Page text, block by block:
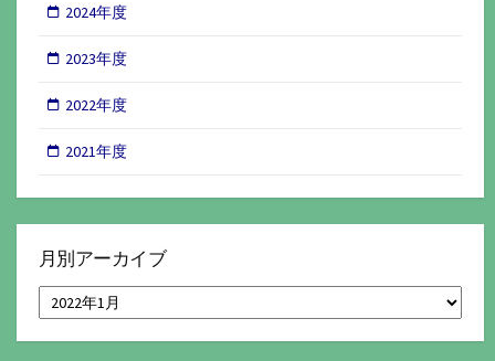
2024年度
2023年度
2022年度
2021年度
月別アーカイブ
月
別
ア